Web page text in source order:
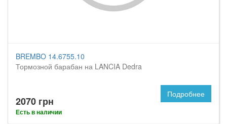
BREMBO 14.6755.10
Тормозной барабан на LANCIA Dedra
2070 грн
Есть в наличии
Подробнее